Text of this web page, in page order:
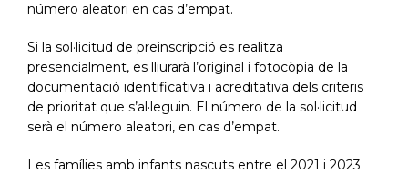
número aleatori en cas d’empat.
Si la sol·licitud de preinscripció es realitza
presencialment, es lliurarà l’original i fotocòpia de la
documentació identificativa i acreditativa dels criteris
de prioritat que s’al·leguin. El número de la sol·licitud
serà el número aleatori, en cas d’empat.
Les famílies amb infants nascuts entre el 2021 i 2023